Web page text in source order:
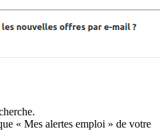
« Mes alertes emploi » de votre